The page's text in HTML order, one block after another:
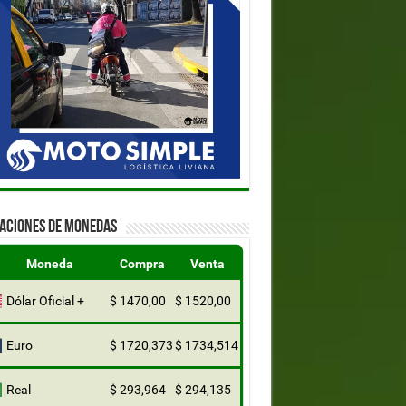
DE MONEDAS
Moneda Compra Venta
Dólar Oficial + $ 1470,00 $ 1520,00
Euro $ 1720,373$ 1734,514
Real $ 293,964 $ 294,135